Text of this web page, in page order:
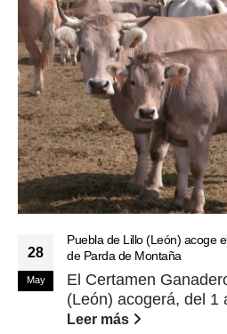
28
May
Puebla de Lillo (León) acoge
de Parda de Montaña
El Certamen
(León) acogerá, del 1
Leer más